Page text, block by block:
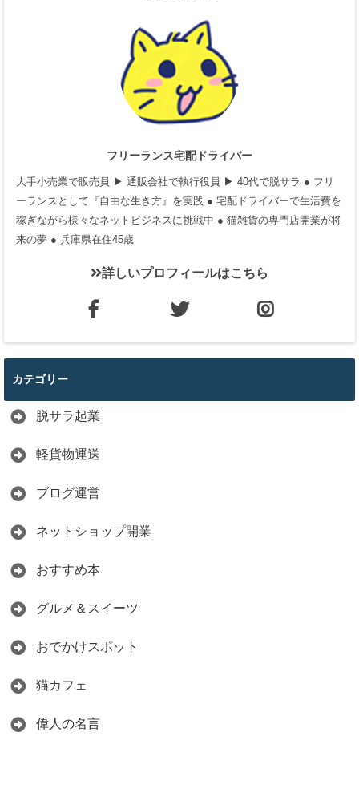
フリーランス宅配ドライバー
大手小売業で販売員 ▶ 通販会社で執行役員 ▶ 40代で脱サラ ● フリ
ーランスとして『自由な生き方』を実践 ● 宅配ドライバーで生活費を
稼ぎながら様々なネットビジネスに挑戦中 ● 猫雑貨の専門店開業が将
来の夢 ● 兵庫県在住45歳
詳しいプロフィールはこちら
カテゴリー
脱サラ起業
軽貨物運送
ブログ運営
ネットショップ開業
おすすめ本
グルメ＆スイーツ
おでかけスポット
猫カフェ
偉人の名言